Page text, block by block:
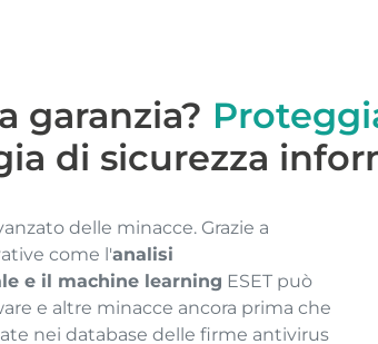
garanzia?
di sicurezza
delle minacce. Grazie a
come l'analisi
e il machine learning ESET può
e altre minacce ancora prima che
nei database delle firme antivirus